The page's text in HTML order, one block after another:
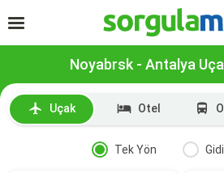
Noyabrsk - Antalya
Uçak Otel
Tek Yön